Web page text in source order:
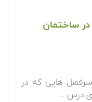
ساختمان
هایی که در
درس…